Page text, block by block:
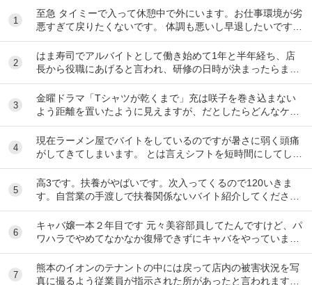
1
至急 タイミーで入って休憩中で外にいます。お仕事環境が劣
悪すぎて戻りたくないです。 体調も悪いし早退したいです。
電話したのですが通話中で一生繋がらなくて...
2
はま寿司でアルバイトとして働き始めて1年と半年経ち、店
長から役職にあげると言われ、研修の日時が決まったらまた
伝えると言われて1ヶ月が経ちました。 自分は心...
3
金曜ドラマ「Tシャツが乾くまで」充は咲子を巻き込まない
よう距離を置いたように見えますが、だとしたらどんなケー
スが考えられますか？ ①大恩人を一人で養わな...
4
現在ラーメン屋でバイトをしているのですが暑さに弱く頭痛
がしてきてしまいます。 とは言えシフトを短時間にしてしま
うとあまり稼げないのでバイトを変えたいと思っ...
5
高3です。扶養がやばいです。次入ってくるので120いきま
す。自営業の手渡しで扶養関係ないバイト紹介してくださ
い。大阪市です
6
キャバ嬢一本２年目です 元々美容部員してたんですけど、パ
ワハラでやめてなかなか復帰できずにキャバをやっています
昼間の仕事復帰したいのですが、またパワハラ...
7
熊本のイオンのテナントの中には戻って店内の被害状況を写
真に撮るよう従業員が指示された所があったと言われます。